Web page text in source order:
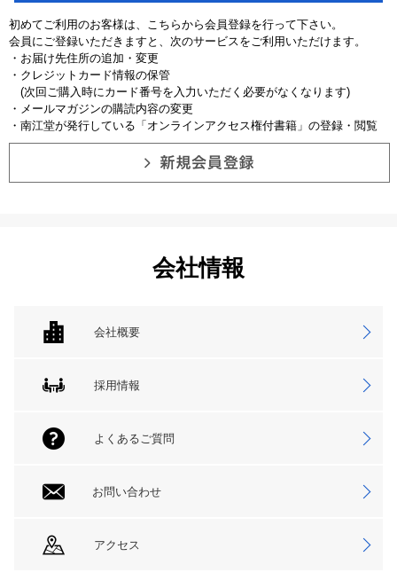
初めてご利用のお客様は、こちらから会員登録を行って下さい。
会員にご登録いただきますと、次のサービスをご利用いただけます。
・お届け先住所の追加・変更
・クレジットカード情報の保管
(次回ご購入時にカード番号を入力いただく必要がなくなります)
・メールマガジンの購読内容の変更
・南江堂が発行している「オンラインアクセス権付書籍」の登録・閲覧
会社情報
会社概要
採用情報
よくあるご質問
お問い合わせ
アクセス